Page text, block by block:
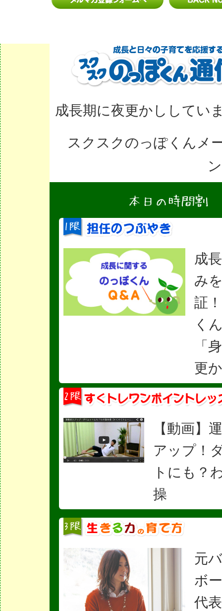
成長期に夜更かししてい
スクスクのっぽくんメ
成
み
証
く
「
更
【動画】
アップ！
トにも？
操
元
ボ
代